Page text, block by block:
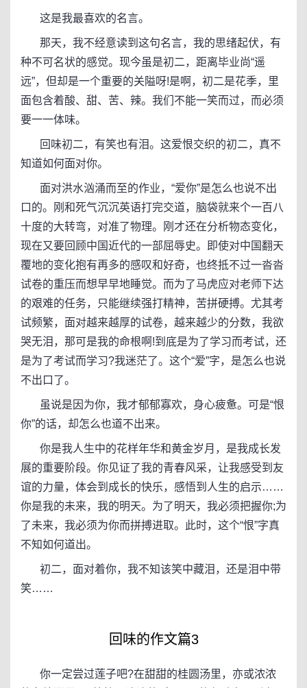
这是我最喜欢的名言。
那天，我不经意读到这句名言，我的思绪起伏，有
种不可名状的感觉。现今虽是初二，距离毕业尚“遥
远”，但却是一个重要的关隘呀!是啊，初二是花季，里
面包含着酸、甜、苦、辣。我们不能一笑而过，而必须
要一一体味。
回味初二，有笑也有泪。这爱恨交织的初二，真不
知道如何面对你。
面对洪水汹涌而至的作业，“爱你”是怎么也说不出
口的。刚和死气沉沉英语打完交道，脑袋就来个一百八
十度的大转弯，对准了物理。刚才还在分析物态变化，
现在又要回顾中国近代的一部屈辱史。即使对中国翻天
覆地的变化抱有再多的感叹和好奇，也终抵不过一沓沓
试卷的重压而想早早地睡觉。而为了马虎应对老师下达
的艰难的任务，只能继续强打精神，苦拼硬搏。尤其考
试频繁，面对越来越厚的试卷，越来越少的分数，我欲
哭无泪，那可是我的命根啊!到底是为了学习而考试，还
是为了考试而学习?我迷茫了。这个“爱”字，是怎么也说
不出口了。
虽说是因为你，我才郁郁寡欢，身心疲惫。可是“恨
你”的话，却怎么也道不出来。
你是我人生中的花样年华和黄金岁月，是我成长发
展的重要阶段。你见证了我的青春风采，让我感受到友
谊的力量，体会到成长的快乐，感悟到人生的启示……
你是我的未来，我的明天。为了明天，我必须把握你;为
了未来，我必须为你而拼搏进取。此时，这个“恨”字真
不知如何道出。
初二，面对着你，我不知该笑中藏泪，还是泪中带
笑……
回味的作文篇3
你一定尝过莲子吧?在甜甜的桂圆汤里，亦或浓浓